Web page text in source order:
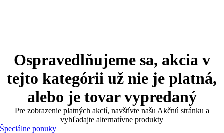
Ospravedlňujeme sa, akcia v
tejto kategórii už nie je platná,
alebo je tovar vypredaný
Pre zobrazenie platných akcií, navštívte našu Akčnú stránku a
vyhľadajte alternatívne produkty
Špeciálne ponuky